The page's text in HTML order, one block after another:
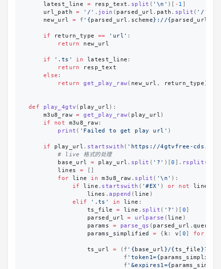
latest_line
= resp_text . split ( ' \n ' )[ - 1 ]
url_path
= ' / ' . join ( parsed_url . path . split ( ' / '
new_url
= f ' {parsed_url . scheme} ://{parsed_url
if return_type == ' url ' :
return
new_url
if ' .ts ' in latest_line :
return
resp_text
else :
return
get_play_raw( new_url , return_type )
def play_4gtv ( play_url ):
m3u8_raw = get_play_raw( play_url )
if
not m3u8_raw:
print ( ' Failed to get play url ' )
if play_url . startswith ( ' https://4gtvfree-
# live 格式的处理
base_url
= play_url . split ( ' ? ' )[0 ]. rsplit (
lines
=
[]
for
line in m3u8_raw . split ( '\n ' ):
if
line . startswith ( '#EX ' ) or not line
lines .append (line )
elif
' .ts ' in line :
ts_file
= line . split ( ' ? ' )[ 0 ]
parsed_url
= urlparse (line )
params
= parse_qs ( parsed_url . query
params_simplified
= { k: v [ 0 ] for
ts_url = ( f ' { base_url }/{ts_file }?
f ' token1={
f ' &expires1={